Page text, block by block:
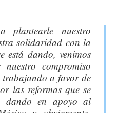
plantearle nuestro
solidaridad con la
está dando, venimos
compromiso
a favor de
las reformas que se
dando en apoyo al